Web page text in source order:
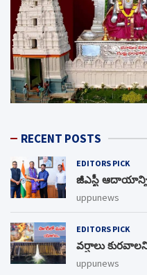
RECENT POSTS
EDITORS PICK
జీఎస్టీ ఆదాయాన్ని
uppunews
EDITORS PICK
వర్షాలు
uppunews